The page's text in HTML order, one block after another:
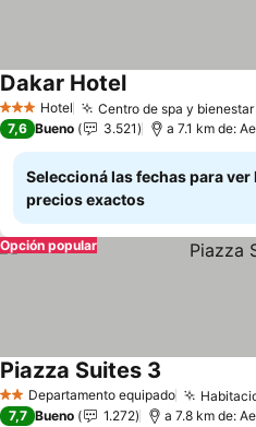
3 Estrellas
Hotel Centro de spa y
Dakar Hotel
7,6 Bueno 3.521 a 7.1 km de:
Seleccioná las fechas para ver
precios exactos
Opción popular
2 EstrellasDepartamento equipado
Piazza Suites 3
7,7 Bueno 1.272 a 7.8 km de: